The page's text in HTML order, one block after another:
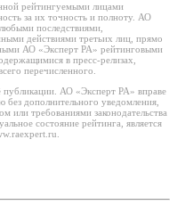
рейтингуемыми лицами
за их точность и полноту. АО
последствиями,
действиями третьих лиц, прямо
АО «Эксперт РА» рейтинговыми
в пресс-релизах,
перечисленного.
публикации. АО «Эксперт РА» вправе
дополнительного уведомления,
или требованиями законодательства
состояние рейтинга, является